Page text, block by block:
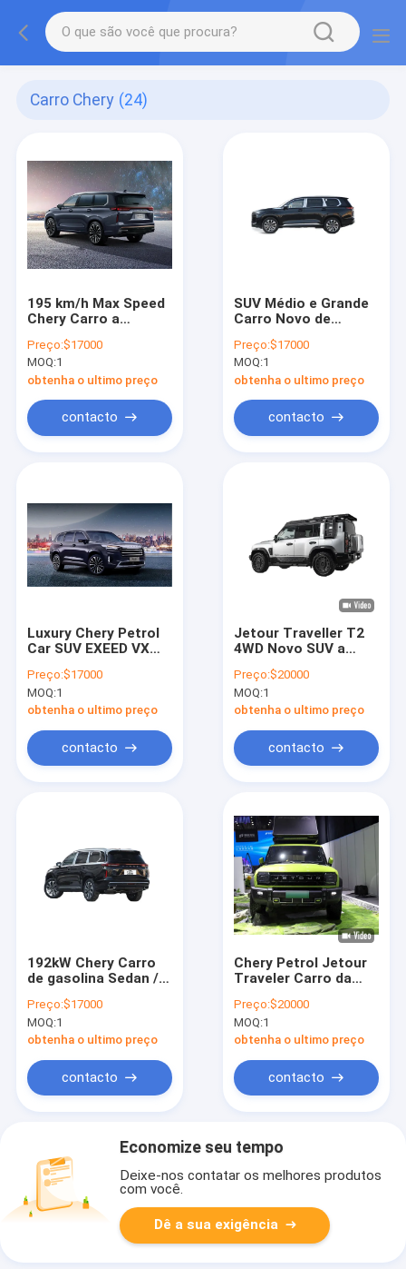
Carro Chery (24)
195 km/h Max Speed
Chery Carro a
lugares SUV EXEED
VX
Preço:$17000
MOQ:1
obtenha o ultimo preço
contacto
SUV Médio e Grande
Carro Novo de
195km/H Chery
Exeed VX SUV
Preço:$17000
MOQ:1
obtenha o ultimo preço
contacto
Luxury Chery Petrol
Car SUV EXEED VX
Powertrain Para
Consumidores
exigentes
Preço:$17000
MOQ:1
obtenha o ultimo preço
contacto
Jetour Traveller T2
4WD Novo SUV a
Preço:$20000
MOQ:1
obtenha o ultimo preço
contacto
192kW Chery Carro
de gasolina Sedan /
Uma obra-prima
híbrida
Preço:$17000
MOQ:1
obtenha o ultimo preço
contacto
Chery Petrol Jetour
Traveler Carro da
de aventura perfeito
Preço:$20000
MOQ:1
obtenha o ultimo preço
contacto
Economize seu tempo
Deixe-nos contatar os melhores produtos
com você.
Dê a sua exigência